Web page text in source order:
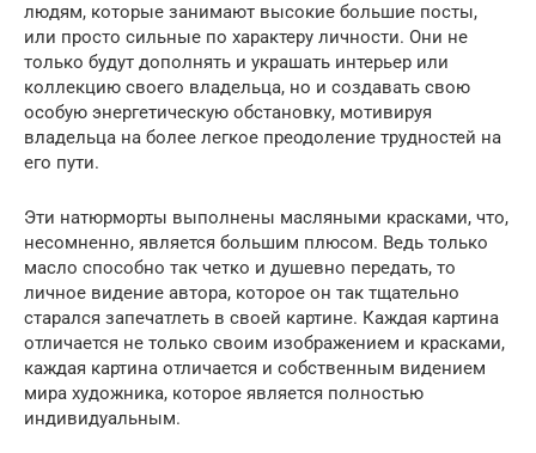
людям, которые занимают высокие большие посты,
или просто сильные по характеру личности. Они не
только будут дополнять и украшать интерьер или
коллекцию своего владельца, но и создавать свою
особую энергетическую обстановку, мотивируя
владельца на более легкое преодоление трудностей на
его пути.
Эти натюрморты выполнены масляными красками, что,
несомненно, является большим плюсом. Ведь только
масло способно так четко и душевно передать, то
личное видение автора, которое он так тщательно
старался запечатлеть в своей картине. Каждая картина
отличается не только своим изображением и красками,
каждая картина отличается и собственным видением
мира художника, которое является полностью
индивидуальным.